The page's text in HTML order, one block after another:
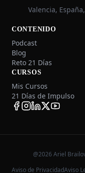
Valencia,
CONTENIDO
Podcast
Blog
Reto 21 Días
CURSOS
Mis Cursos
21 Días de Impulso
@2026 Ariel
Aviso de PrivacidadAviso